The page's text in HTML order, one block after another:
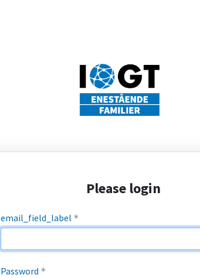
Please login
email_field_label *
Password *